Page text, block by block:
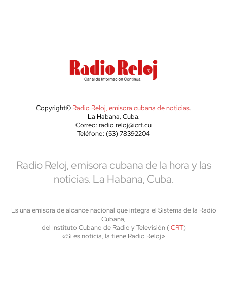
Copyright© Radio Reloj, emisora cubana de noticias.
La Habana, Cuba.
Correo: radio.reloj@icrt.cu
Teléfono: (53) 78392204
Radio Reloj, emisora cubana de la hora y las
noticias. La Habana, Cuba.
Es una emisora de alcance nacional que integra el Sistema de la Radio
Cubana,
del Instituto Cubano de Radio y Televisión (ICRT)
«Si es noticia, la tiene Radio Reloj»